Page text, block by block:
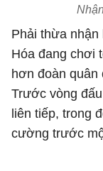
Phải thừa nhận
Hóa đang chơi
hơn đoàn quân
Trước vòng
liên tiếp, trong
cường trước